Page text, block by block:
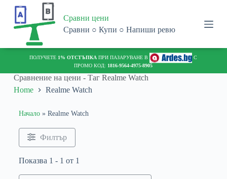
o
Сравни цени
Сравни ○ Купи ○ Напиши ревю
ПОЛУЧЕТЕ 1% ОТСТЪПКА ПРИ ПАЗАРУВАНЕ В
С
ПРОМО КОД: 1816-9564-4975-8905
Сравнение на цени - ТагRealme Watch
Home
Realme Watch
Начало» Realme Watch
Филтър
Показва 1 - 1 от 1